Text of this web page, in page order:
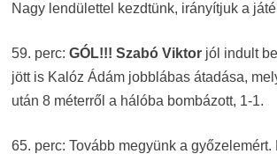
Nagy lendülettel kezdtünk, irányítjuk a
59. perc: GÓL!!! Szabó Viktorjól indult
jött is Kalóz Ádám jobblábas átadása,
után 8 méterről a hálóba bombázott, 1-1.
65. perc: Tovább megyünk a győzelemért.